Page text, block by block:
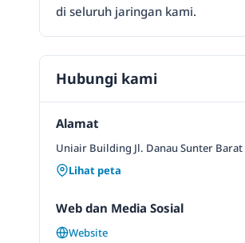
di seluruh jaringan kami.
Hubungi kami
Alamat
Uniair Building Jl. Danau Sunter
Lihat peta
Web dan Media Sosial
Website